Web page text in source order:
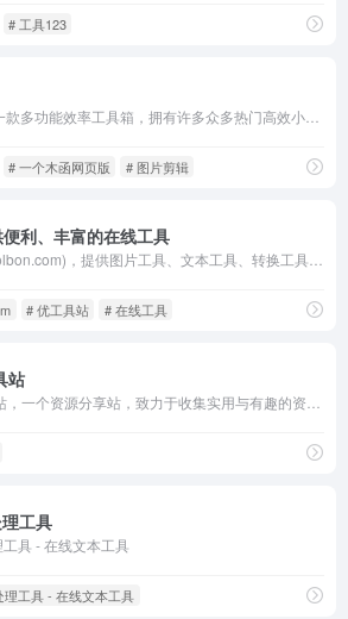
# 工具123
# 一个木函网页版 # 图片剪辑
利、丰富的在线工具
# 优工具站 # 在线工具
站
工具
具 - 在线文本工具
理工具 - 在线文本工具